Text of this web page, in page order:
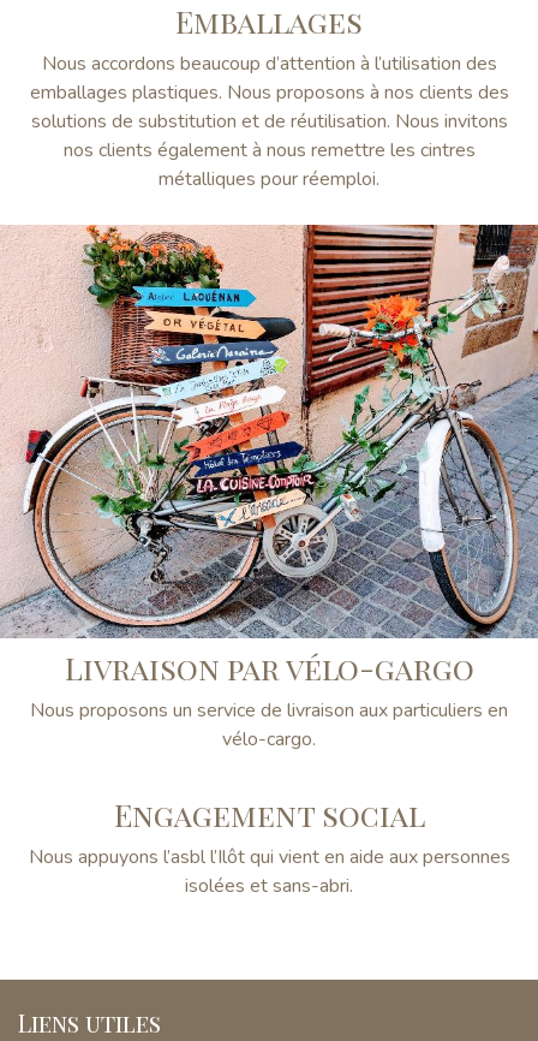
Emballages
Nous accordons beaucoup d’attention à l’utilisation des
emballages plastiques. Nous proposons à nos clients des
solutions de substitution et de réutilisation. Nous invitons
nos clients également à nous remettre les cintres
métalliques pour réemploi.
Livraison par vélo-gargo
Nous proposons un service de livraison aux particuliers en
vélo-cargo.
Engagement social
Nous appuyons l’asbl l’Ilôt qui vient en aide aux personnes
isolées et sans-abri.
Liens utiles